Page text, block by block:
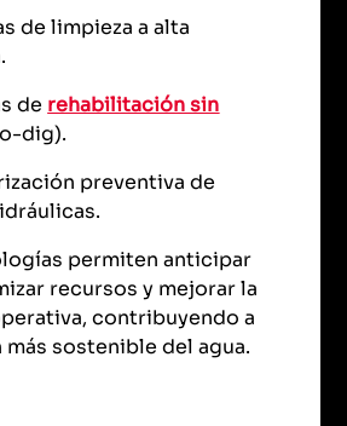
de limpieza a alta
de rehabilitación sin
dig).
preventiva de
permiten anticipar
recursos y mejorar la
contribuyendo a
más sostenible del agua.